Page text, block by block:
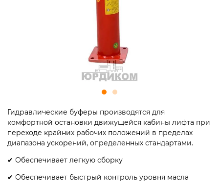
Гидравлические буферы производятся для
комфортной остановки движущейся кабины лифта при
переходе крайних рабочих положений в пределах
диапазона ускорений, определенных стандартами.
✔ Обеспечивает легкую сборку
✔ Обеспечивает быстрый контроль уровня масла